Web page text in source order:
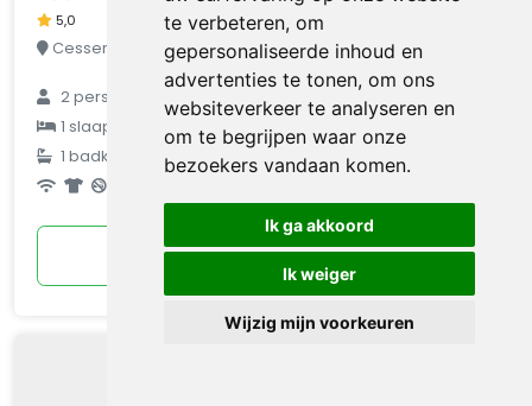
te verbeteren, om
gepersonaliseerde inhoud en
advertenties te tonen, om ons
websiteverkeer te analyseren en
om te begrijpen waar onze
bezoekers vandaan komen.
Ik ga akkoord
Ik weiger
Wijzig mijn voorkeuren
5,0
Cesseras, Hérault-Aude, Frankrijk
2personen
1 slaapkamer
1 badkamer
Bekijken